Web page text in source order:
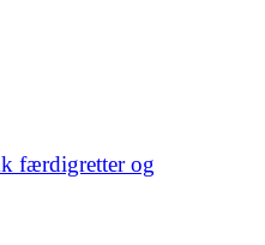
færdigretter og